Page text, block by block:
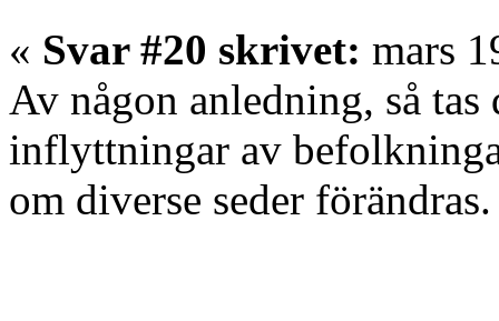
« Svar #20 skrivet: mars
Av någon anledning, så
inflyttningar av
om diverse seder förändras.